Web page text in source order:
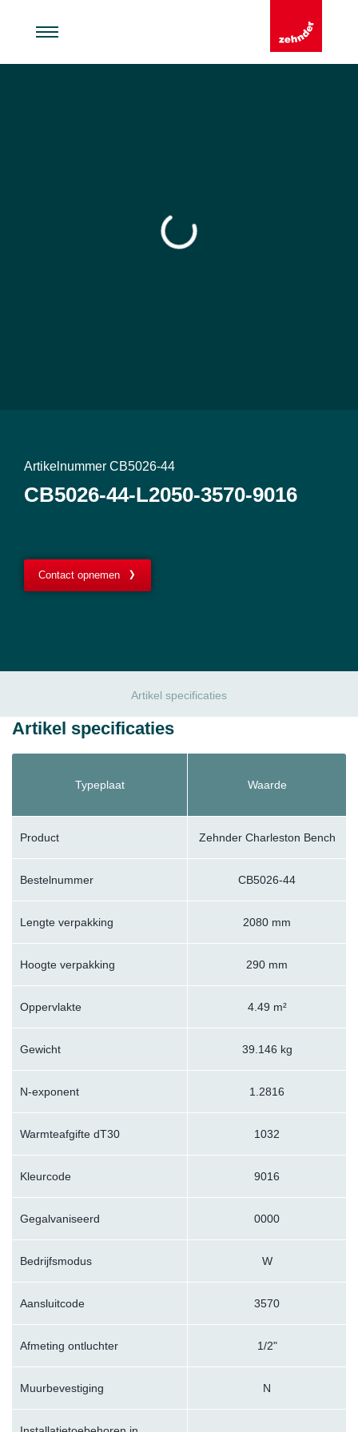
Artikelnummer CB5026-44
CB5026-44-L2050-3570-9016
Contact opnemen
Artikel specificaties
Artikel specificaties
Typeplaat Waarde
Product Zehnder Charleston Bench
Bestelnummer CB5026-44
Lengte verpakking 2080 mm
Hoogte verpakking 290 mm
Oppervlakte 4.49 m²
Gewicht 39.146 kg
N-exponent 1.2816
Warmteafgifte dT30 1032
Kleurcode 9016
Gegalvaniseerd 0000
Bedrijfsmodus W
Aansluitcode 3570
Afmeting ontluchter 1/2"
Muurbevestiging N